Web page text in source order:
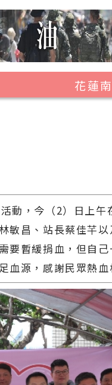
花蓮
動，今（2）日上午
敏昌、站長蔡佳芊以
要暫緩捐血，但自己
血源，感謝民眾熱血